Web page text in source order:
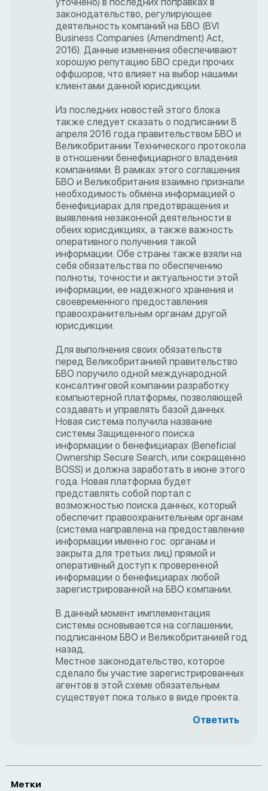
уточнено) в последних поправках в
законодательство, регулирующее
деятельность компаний на БВО (BVI
Business Companies (Amendment) Act,
2016). Данные изменения обеспечивают
хорошую репутацию БВО среди прочих
оффшоров, что влияет на выбор нашими
клиентами данной юрисдикции.
Из последних новостей этого блока
также следует сказать о подписании 8
апреля 2016 года правительством БВО и
Великобритании Технического протокола
в отношении бенефициарного владения
компаниями. В рамках этого соглашения
БВО и Великобритания взаимно признали
необходимость обмена информацией о
бенефициарах для предотвращения и
выявления незаконной деятельности в
обеих юрисдикциях, а также важность
оперативного получения такой
информации. Обе страны также взяли на
себя обязательства по обеспечению
полноты, точности и актуальности этой
информации, ее надежного хранения и
своевременного предоставления
правоохранительным органам другой
юрисдикции.
Для выполнения своих обязательств
перед Великобританией правительство
БВО поручило одной международной
консалтинговой компании разработку
компьютерной платформы, позволяющей
создавать и управлять базой данных.
Новая система получила название
системы Защищенного поиска
информации о бенефициарах (Beneficial
Ownership Secure Search, или сокращенно
BOSS) и должна заработать в июне этого
года. Новая платформа будет
представлять собой портал с
возможностью поиска данных, который
обеспечит правоохранительным органам
(система направлена на предоставление
информации именно гос. органам и
закрыта для третьих лиц) прямой и
оперативный доступ к проверенной
информации о бенефициарах любой
зарегистрированной на БВО компании.
В данный момент имплементация
системы основывается на соглашении,
подписанном БВО и Великобританией год
назад.
Местное законодательство, которое
сделало бы участие зарегистрированных
агентов в этой схеме обязательным
существует пока только в виде проекта.
Ответить
Метки